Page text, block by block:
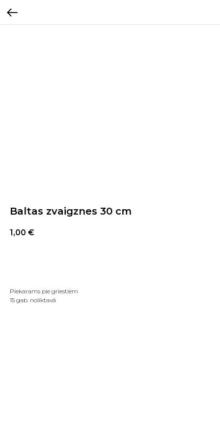
Baltas zvaigznes 30 cm
1,00 €
Piekarams pie griestiem
15 gab. noliktavā